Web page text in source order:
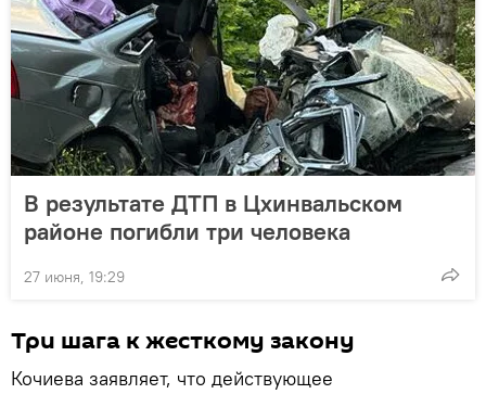
В результате ДТП в Цхинвальском
районе погибли три человека
27 июня, 19:29
Три шага к жесткому закону
Кочиева заявляет, что действующее